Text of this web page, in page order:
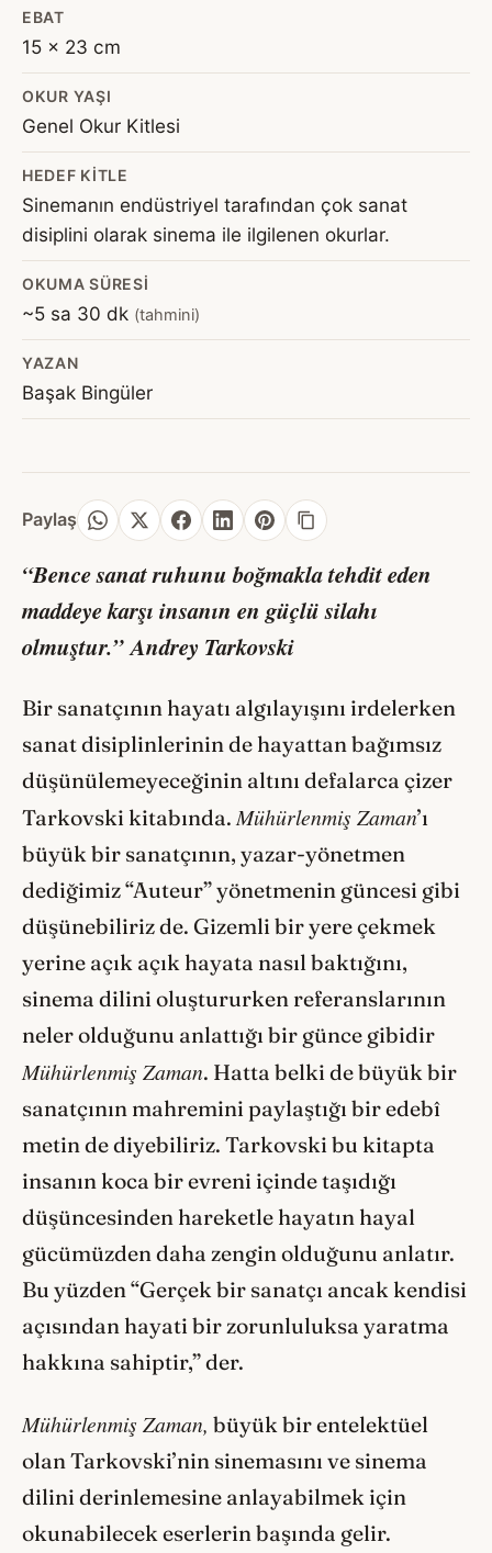
EBAT
15 x 23 cm
OKUR YAŞI
Genel Okur Kitlesi
HEDEF KITLE
Sinemanın endüstriyel tarafından çok sanat
disiplini olarak sinema ile ilgilenen okurlar.
OKUMA SÜRESI
~5 sa 30 dk (tahmini)
YAZAN
Başak Bingüler
Paylaş
“Bence sanat ruhunu boğmakla tehdit eden
maddeye karşı insanın en güçlü silahı
olmuştur.”Andrey Tarkovski
Bir sanatçının hayatı algılayışını irdelerken
sanat disiplinlerinin de hayattan bağımsız
düşünülemeyeceğinin altını defalarca çizer
Tarkovski kitabında. Mühürlenmiş Zaman’ı
büyük bir sanatçının, yazar-yönetmen
dediğimiz “Auteur” yönetmenin güncesi gibi
düşünebiliriz de. Gizemli bir yere çekmek
yerine açık açık hayata nasıl baktığını,
sinema dilini oluştururken referanslarının
neler olduğunu anlattığı bir günce gibidir
Mühürlenmiş Zaman. Hatta belki de büyük bir
sanatçının mahremini paylaştığı bir edebî
metin de diyebiliriz. Tarkovski bu kitapta
insanın koca bir evreni içinde taşıdığı
düşüncesinden hareketle hayatın hayal
gücümüzden daha zengin olduğunu anlatır.
Bu yüzden “Gerçek bir sanatçı ancak kendisi
açısından hayati bir zorunluluksa yaratma
hakkına sahiptir,” der.
Mühürlenmiş Zaman, büyük bir entelektüel
olan Tarkovski’nin sinemasını ve sinema
dilini derinlemesine anlayabilmek için
okunabilecek eserlerin başında gelir.